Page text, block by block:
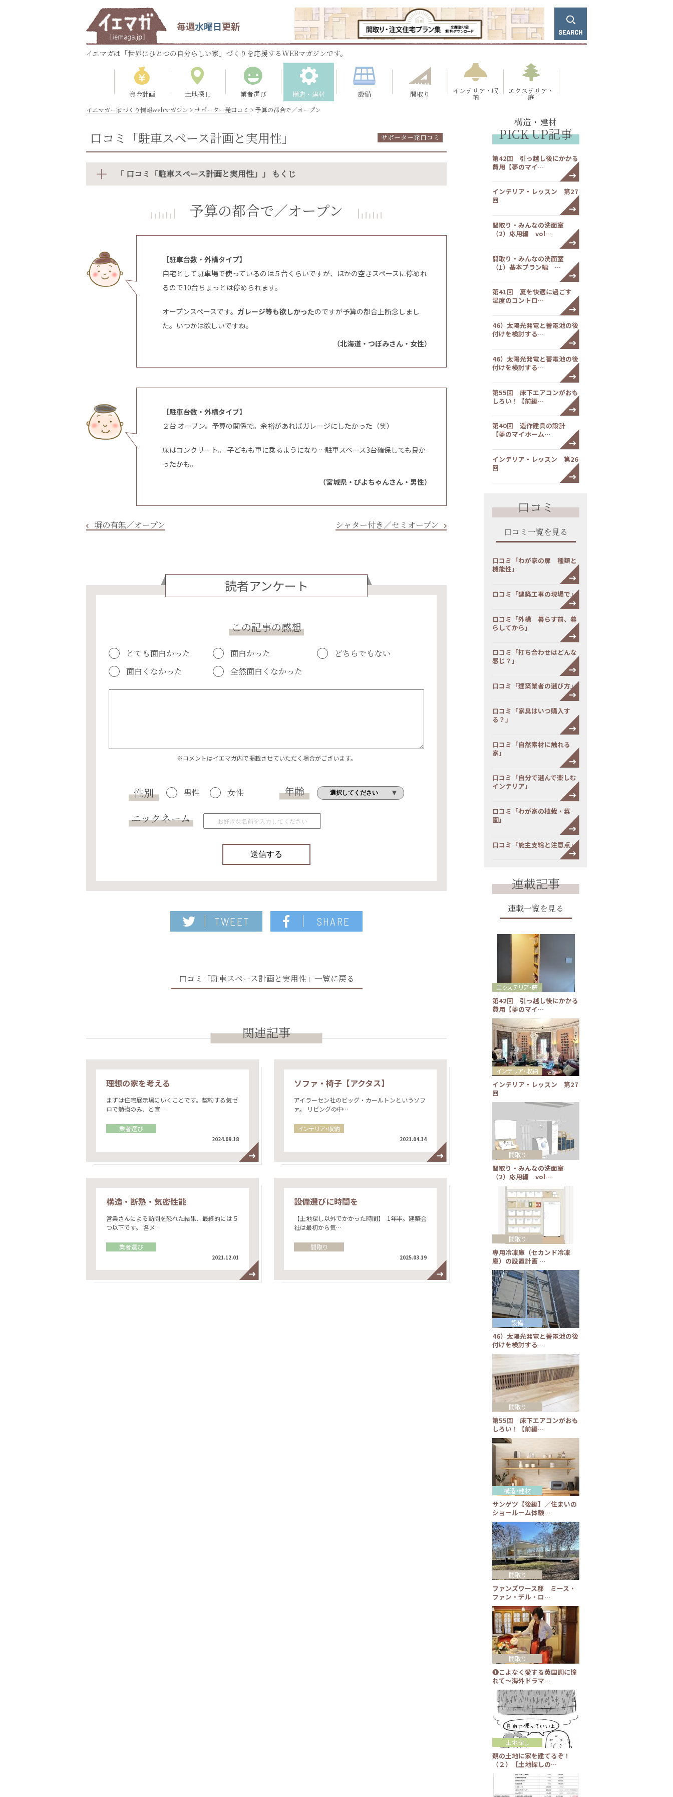
毎週水曜日更新
イエマガは「世界にひとつの自分らしい家」づくりを応援するWEBマガジンです。
資金計画 土地探し 業者選び 構造・建材 設備 間取り インテリア・収
納
エクステリア・
庭
イエマガー家づくり情報webマガジン > サポーター発口コミ > 予算の都合で／オープン
口コミ「駐車スペース計画と実用性」 サポーター発口コミ
「 口コミ「駐車スペース計画と実用性」」 もくじ
予算の都合で／オープン
【駐車台数・外構タイプ】
自宅として駐車場で使っているのは５台くらいですが、ほかの空きスペースに停めれ
るので10台ちょっとは停められます。
オープンスペースです。 ガレージ等も欲しかったのですが予算の都合上断念しまし
た。いつかは欲しいですね。
（北海道・つぼみさん・女性）
【駐車台数・外構タイプ】
２台 オープン。予算の関係で。余裕があればガレージにしたかった（笑）
床はコンクリート。 子どもも車に乗るようになり…駐車スペース3台確保しても良か
ったかも。
（宮城県・ぴよちゃんさん・男性）
塀の有無／オープン シャター付き／セミオープン
読者アンケート
この記事の感想
とても面白かった 面白かった
どちらでもない
面白くなかった
全然面白くなかった
※コメントはイエマガ内で掲載させていただく場合がございます。
性別 男性 女性
年齢
ニックネーム
TWEET SHARE
口コミ「駐車スペース計画と実用性」一覧に戻る
関連記事
理想の家を考える
まずは住宅展示場にいくことです。契約する気ゼ
ロで勉強のみ、と宣…
業者選び
2024.09.18
ソファ・椅子【アクタス】
アイラーセン社のビッグ・カールトンというソフ
ァ。 リビングの中…
インテリア・収納
2021.04.14
構造・断熱・気密性能
営業さんによる訪問を恐れた結果、最終的には５
つ以下です。 各メ…
業者選び
2021.12.01
設備選びに時間を
【土地探し以外でかかった時間】 1年半。建築会
社は最初から気…
間取り
2025.03.19
構造・建材
PICK UP記事
第42回 引っ越し後にかかる
費用【夢のマイ…
インテリア・レッスン 第27
回
間取り・みんなの洗面室
（2）応用編 vol…
間取り・みんなの洗面室
（1）基本プラン編 …
第41回 夏を快適に過ごす
湿度のコントロ…
46）太陽光発電と蓄電池の後
付けを検討する…
46）太陽光発電と蓄電池の後
付けを検討する…
第55回 床下エアコンがおも
しろい！【前編…
第40回 造作建具の設計
【夢のマイホーム…
インテリア・レッスン 第26
回
口コミ
口コミ一覧を見る
口コミ「わが家の扉 種類と
機能性」
口コミ「建築工事の現場で」
口コミ「外構 暮らす前、暮
らしてから」
口コミ「打ち合わせはどんな
感じ？」
口コミ「建築業者の選び方」
口コミ「家具はいつ購入す
る？」
口コミ「自然素材に触れる
家」
口コミ「自分で選んで楽しむ
インテリア」
口コミ「わが家の植栽・菜
園」
口コミ「施主支給と注意点」
連載記事
連載一覧を見る
第42回 引っ越し後にかかる
費用【夢のマイ…
エクステリア・庭
インテリア・レッスン 第27
回
インテリア・収納
間取り・みんなの洗面室
（2）応用編 vol…
間取り
専用冷凍庫（セカンド冷凍
庫）の設置計画 …
間取り
46）太陽光発電と蓄電池の後
付けを検討する…
設備
第55回 床下エアコンがおも
しろい！【前編…
間取り
サンゲツ【後編】／住まいの
ショールーム体験…
構造・建材
ファンズワース邸 ミース・
ファン・デル・ロ…
間取り
❶こよなく愛する英国調に憧
れて～海外ドラマ…
間取り
親の土地に家を建てるぞ！
（２）【土地探しの…
土地探し